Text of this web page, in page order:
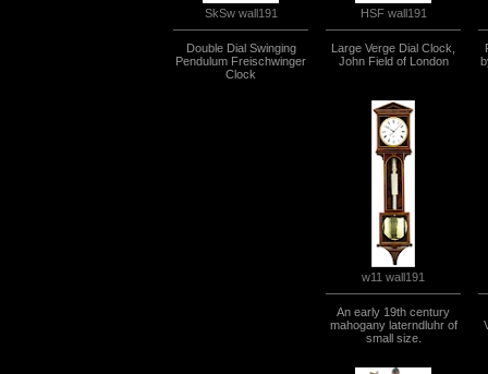
SkSw wall191
Double Dial Swinging
Pendulum Freischwinger
Clock
HSF wall191
Large Verge Dial Clock,
John Field of London
w11 wall191
An early 19th century
mahogany laterndluhr of
small size.